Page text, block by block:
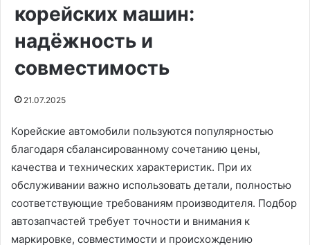
корейских машин:
надёжность и
совместимость
21.07.2025
Корейские автомобили пользуются популярностью
благодаря сбалансированному сочетанию цены,
качества и технических характеристик. При их
обслуживании важно использовать детали, полностью
соответствующие требованиям производителя. Подбор
автозапчастей требует точности и внимания к
маркировке, совместимости и происхождению